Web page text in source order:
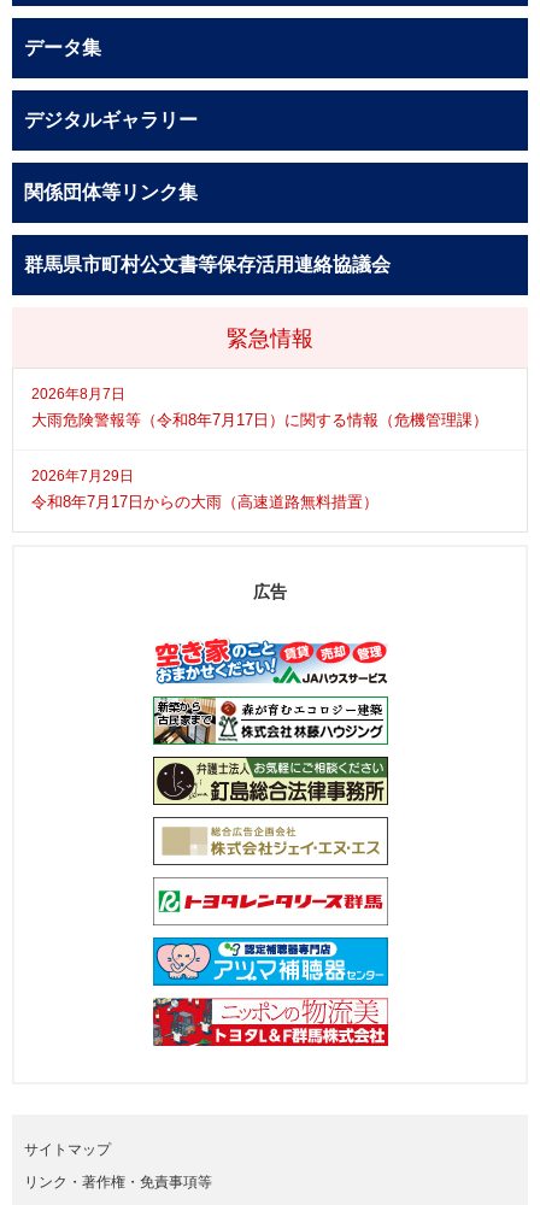
緊急情報
2026年8月7日
大雨危険警報等（令和8年7月17日）に関する情報（危機管理課）
2026年7月29日
令和8年7月17日からの大雨（高速道路無料措置）
データ集
デジタルギャラリー
関係団体等リンク集
群馬県市町村公文書等保存活用連絡協議会
広告
サイトマップ
リンク・著作権・免責事項等